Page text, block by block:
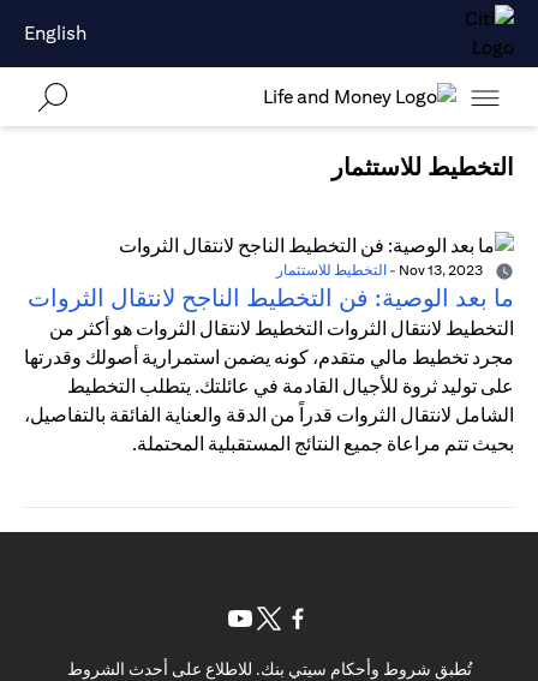
English
التخطيط للاستثمار
- التخطيط للاستثمار
ما بعد الوصية: فن التخطيط الناجح لانتقال الثروات
التخطيط لانتقال الثروات التخطيط لانتقال الثروات هو أكثر من
مجرد تخطيط مالي متقدم، كونه يضمن استمرارية أصولك وقدرتها
على توليد ثروة للأجيال القادمة في عائلتك. يتطلب التخطيط
الشامل لانتقال الثروات قدراً من الدقة والعناية الفائقة بالتفاصيل،
بحيث تتم مراعاة جميع النتائج المستقبلية المحتملة.
تُطبق شروط وأحكام سيتي بنك. للاطلاع على أحدث الشروط